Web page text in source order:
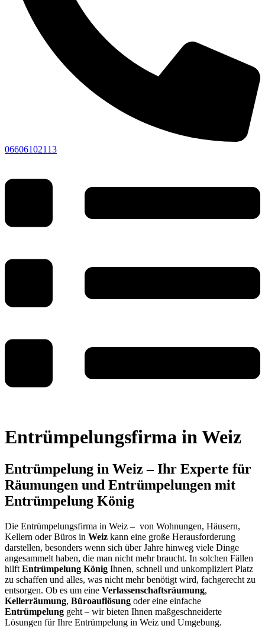
06606102113
Entrümpelungsfirma in Weiz
Entrümpelung in Weiz – Ihr Experte für
Räumungen und Entrümpelungen mit
Entrümpelung König
Die Entrümpelungsfirma in Weiz – von Wohnungen, Häusern,
Kellern oder Büros in Weiz kann eine große Herausforderung
darstellen, besonders wenn sich über Jahre hinweg viele Dinge
angesammelt haben, die man nicht mehr braucht. In solchen Fällen
hilft Entrümpelung König Ihnen, schnell und unkompliziert Platz
zu schaffen und alles, was nicht mehr benötigt wird, fachgerecht zu
entsorgen. Ob es um eine Verlassenschaftsräumung,
Kellerräumung, Büroauflösung oder eine einfache
Entrümpelung geht – wir bieten Ihnen maßgeschneiderte
Lösungen für Ihre Entrümpelung in Weiz und Umgebung.